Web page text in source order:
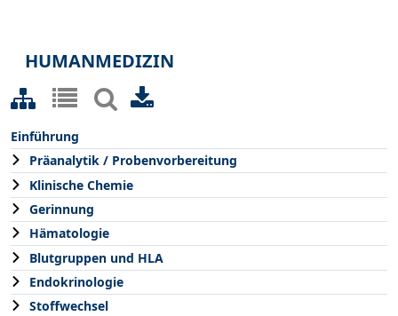
HUMANMEDIZIN
Einführung
Präanalytik / Probenvorbereitung
Klinische Chemie
Gerinnung
Hämatologie
Blutgruppen und HLA
Endokrinologie
Stoffwechsel